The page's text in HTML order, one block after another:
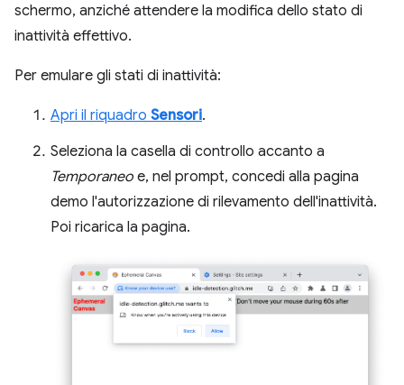
schermo, anziché attendere la modifica dello stato di
inattività effettivo.
Per emulare gli stati di inattività:
Apri il riquadro Sensori.
Seleziona la casella di controllo accanto a
Temporaneo e, nel prompt, concedi alla pagina
demo l'autorizzazione di rilevamento dell'inattività.
Poi ricarica la pagina.